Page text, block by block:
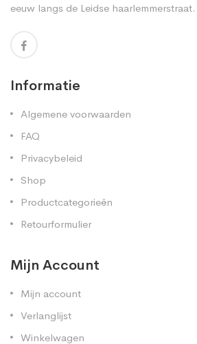
eeuw langs de Leidse haarlemmerstraat.
Informatie
Algemene voorwaarden
FAQ
Privacybeleid
Shop
Productcategorieën
Retourformulier
Mijn Account
Mijn account
Verlanglijst
Winkelwagen